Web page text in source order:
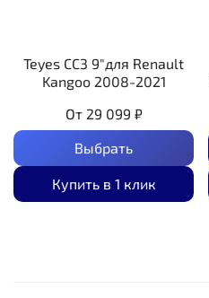
Teyes CC3 9"для Renault
Kangoo 2008-2021
От 29 099 ₽
Выбрать
Купить в 1 клик